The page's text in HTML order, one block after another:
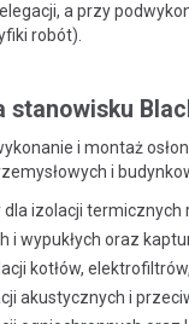
a przy
robót).
stanowisku
i montaż
i
dla izolacji
i wypukłych oraz
kotłów,
akustycznych i